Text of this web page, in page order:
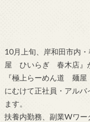
10月上旬、岸和田市内
屋 ひいらぎ 春木店』
『極上らーめん道 麺
にむけて正社員・アル
ます。
扶養内勤務、副業Wワ